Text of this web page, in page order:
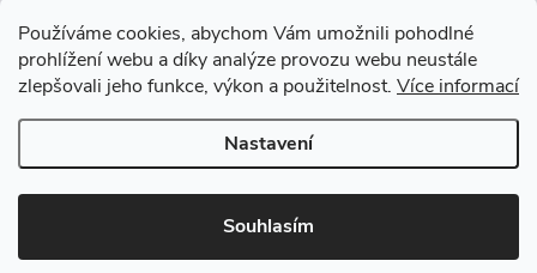
Používáme cookies, abychom Vám umožnili pohodlné
prohlížení webu a díky analýze provozu webu neustále
zlepšovali jeho funkce, výkon a použitelnost. Více informací
Nastavení
Souhlasím
Vytvořil Shoptet